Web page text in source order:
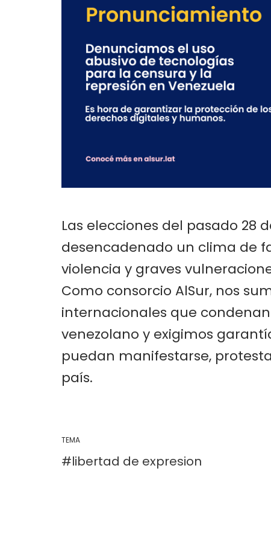
Las elecciones del pasado 28
desencadenado un clima de
violencia y graves
Como consorcio AlSur, nos
internacionales que
venezolano y exigimos
puedan manifestarse,
país.
TEMA
libertad de expresion